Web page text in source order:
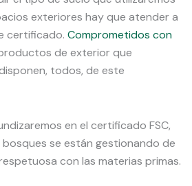
exteriores hay que atender a
certificado. Comprometidos con
de exterior que
todos, de este
en el certificado FSC,
se están gestionando de
con las materias primas.